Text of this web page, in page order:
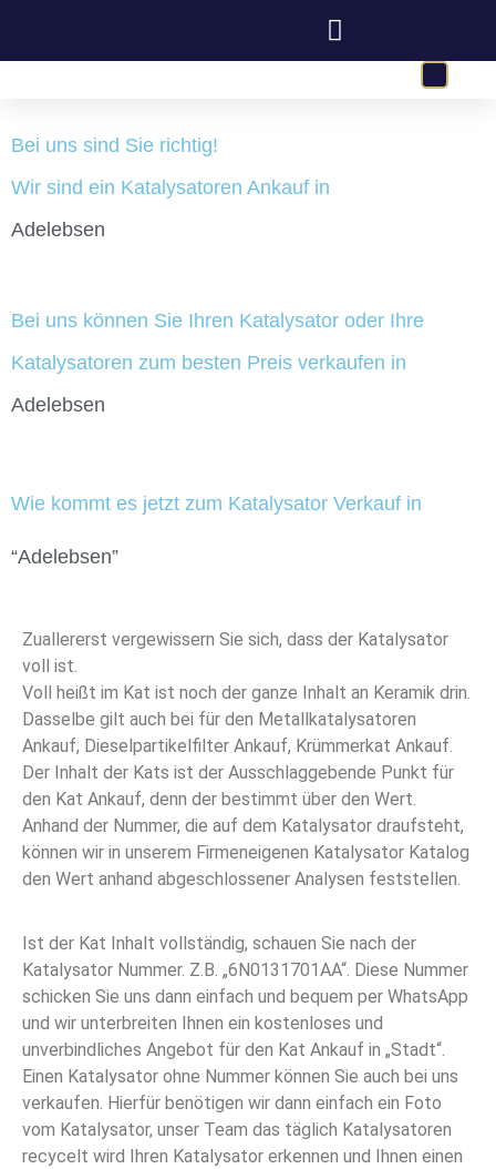
Bei uns sind Sie richtig!
Wir sind ein Katalysatoren Ankauf in
Adelebsen
Bei uns können Sie Ihren Katalysator oder Ihre
Katalysatoren zum besten Preis verkaufen in
Adelebsen
Wie kommt es jetzt zum Katalysator Verkauf in
“Adelebsen”
Zuallererst vergewissern Sie sich, dass der Katalysator
voll ist.
Voll heißt im Kat ist noch der ganze Inhalt an Keramik drin.
Dasselbe gilt auch bei für den Metallkatalysatoren
Ankauf, Dieselpartikelfilter Ankauf, Krümmerkat Ankauf.
Der Inhalt der Kats ist der Ausschlaggebende Punkt für
den Kat Ankauf, denn der bestimmt über den Wert.
Anhand der Nummer, die auf dem Katalysator draufsteht,
können wir in unserem Firmeneigenen Katalysator Katalog
den Wert anhand abgeschlossener Analysen feststellen.
Ist der Kat Inhalt vollständig, schauen Sie nach der
Katalysator Nummer. Z.B. „6N0131701AA“. Diese Nummer
schicken Sie uns dann einfach und bequem per WhatsApp
und wir unterbreiten Ihnen ein kostenloses und
unverbindliches Angebot für den Kat Ankauf in „Stadt“.
Einen Katalysator ohne Nummer können Sie auch bei uns
verkaufen. Hierfür benötigen wir dann einfach ein Foto
vom Katalysator, unser Team das täglich Katalysatoren
recycelt wird Ihren Katalysator erkennen und Ihnen einen